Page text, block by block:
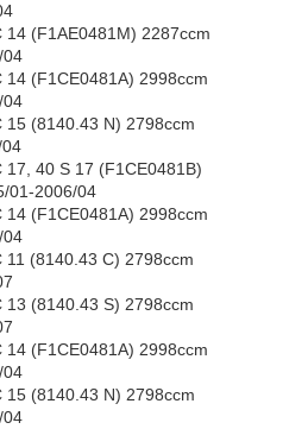
14 (F1AE0481M) 2287ccm
04
14 (F1CE0481A) 2998ccm
04
15 (8140.43 N) 2798ccm
17, 40 S 17 (F1CE0481B)
01-2006/04
14 (F1CE0481A) 2998ccm
04
11 (8140.43 C) 2798ccm
13 (8140.43 S) 2798ccm
14 (F1CE0481A) 2998ccm
04
15 (8140.43 N) 2798ccm
04